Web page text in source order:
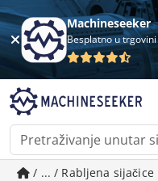
Machineseeker
Besplatno u trgovini
/ ... / Rabljena sijačice